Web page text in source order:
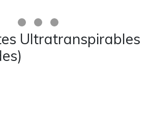
Ultratranspirables